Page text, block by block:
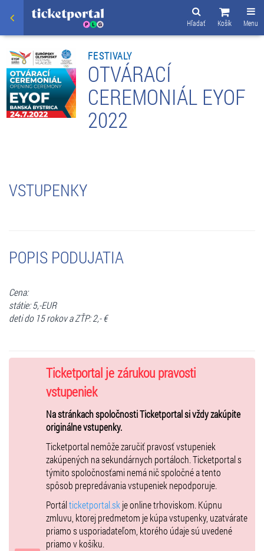
Menu
Košík
Hľadať
FESTIVALY
OTVÁRACÍ
CEREMONIÁL EYOF
2022
VSTUPENKY
POPIS PODUJATIA
Cena:
státie: 5,-EUR
deti do 15 rokov a ZŤP: 2,- €
Ticketportal je zárukou pravosti
vstupeniek
Na stránkach spoločnosti Ticketportal si vždy zakúpite
originálne vstupenky.
Ticketportal nemôže zaručiť pravosť vstupeniek
zakúpených na sekundárnych portáloch. Ticketportal s
týmito spoločnosťami nemá nič spoločné a tento
spôsob prepredávania vstupeniek nepodporuje.
Portálticketportal.sk je online trhoviskom. Kúpnu
zmluvu, ktorej predmetom je kúpa vstupenky, uzatvárate
priamo s usporiadateľom, ktorého údaje sú uvedené
priamo v košíku.